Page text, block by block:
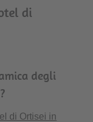
di
degli
di Ortisei in